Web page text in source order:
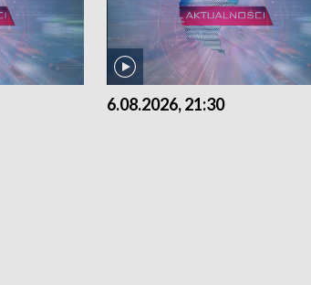
6.08.2026, 21:30